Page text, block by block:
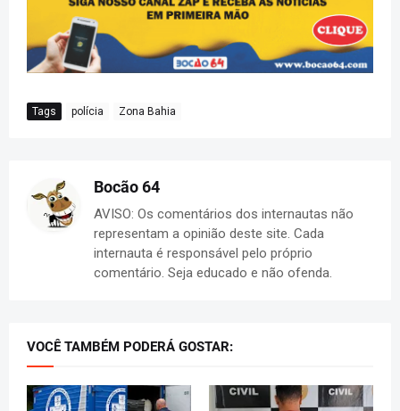
Tags polícia Zona Bahia
Bocão 64
AVISO: Os comentários dos internautas não
representam a opinião deste site. Cada
internauta é responsável pelo próprio
comentário. Seja educado e não ofenda.
VOCÊ TAMBÉM PODERÁ GOSTAR: